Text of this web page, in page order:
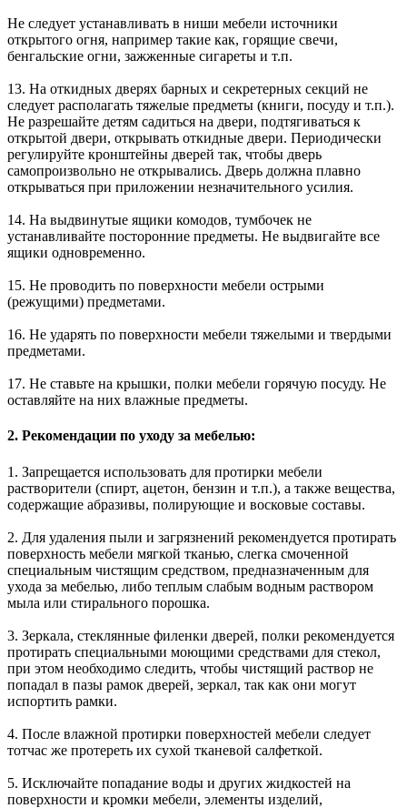
Не следует устанавливать в ниши мебели источники
открытого огня, например такие как, горящие свечи,
бенгальские огни, зажженные сигареты и т.п.
13. На откидных дверях барных и секретерных секций не
следует располагать тяжелые предметы (книги, посуду и т.п.).
Не разрешайте детям садиться на двери, подтягиваться к
открытой двери, открывать откидные двери. Периодически
регулируйте кронштейны дверей так, чтобы дверь
самопроизвольно не открывались. Дверь должна плавно
открываться при приложении незначительного усилия.
14. На выдвинутые ящики комодов, тумбочек не
устанавливайте посторонние предметы. Не выдвигайте все
ящики одновременно.
15. Не проводить по поверхности мебели острыми
(режущими) предметами.
16. Не ударять по поверхности мебели тяжелыми и твердыми
предметами.
17. Не ставьте на крышки, полки мебели горячую посуду. Не
оставляйте на них влажные предметы.
2. Рекомендации по уходу за мебелью:
1. Запрещается использовать для протирки мебели
растворители (спирт, ацетон, бензин и т.п.), а также вещества,
содержащие абразивы, полирующие и восковые составы.
2. Для удаления пыли и загрязнений рекомендуется протирать
поверхность мебели мягкой тканью, слегка смоченной
специальным чистящим средством, предназначенным для
ухода за мебелью, либо теплым слабым водным раствором
мыла или стирального порошка.
3. Зеркала, стеклянные филенки дверей, полки рекомендуется
протирать специальными моющими средствами для стекол,
при этом необходимо следить, чтобы чистящий раствор не
попадал в пазы рамок дверей, зеркал, так как они могут
испортить рамки.
4. После влажной протирки поверхностей мебели следует
тотчас же протереть их сухой тканевой салфеткой.
5. Исключайте попадание воды и других жидкостей на
поверхности и кромки мебели, элементы изделий,